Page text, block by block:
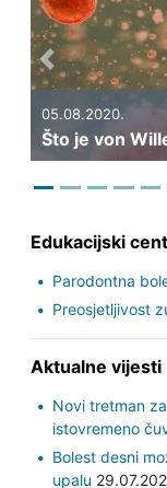
05.08.2020.
Što je von
Previous
Edukacijski
Parodontna
Preosjetljivost
Aktualne vijesti
Novi tretman
istovremeno
Bolest desni
upalu